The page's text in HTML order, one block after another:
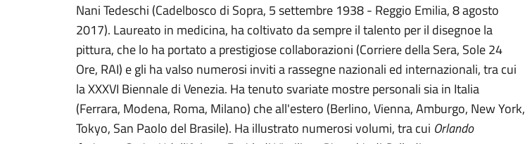
Nani Tedeschi (Cadelbosco di Sopra, 5 settembre 1938 - Reggio Emilia, 8 agosto
2017). Laureato in medicina, ha coltivato da sempre il talento per il disegnoe la
pittura, che lo ha portato a prestigiose collaborazioni (Corriere della Sera, Sole 24
Ore, RAI) e gli ha valso numerosi inviti a rassegne nazionali ed internazionali, tra cui
la XXXVI Biennale di Venezia. Ha tenuto svariate mostre personali sia in Italia
(Ferrara, Modena, Roma, Milano) che all'estero (Berlino, Vienna, Amburgo, New York,
Tokyo, San Paolo del Brasile). Ha illustrato numerosi volumi, tra cui Orlando